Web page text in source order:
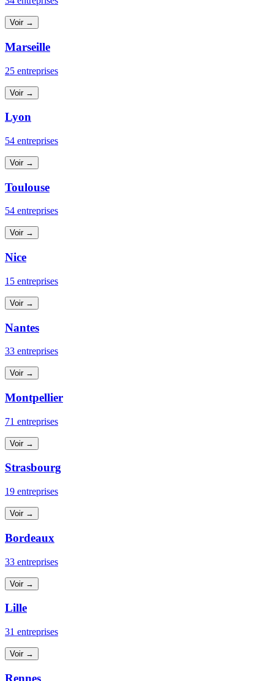
Voir →
Marseille
25 entreprises
Voir →
Lyon
54 entreprises
Voir →
Toulouse
54 entreprises
Voir →
Nice
15 entreprises
Voir →
Nantes
33 entreprises
Voir →
Montpellier
71 entreprises
Voir →
Strasbourg
19 entreprises
Voir →
Bordeaux
33 entreprises
Voir →
Lille
31 entreprises
Voir →
Rennes